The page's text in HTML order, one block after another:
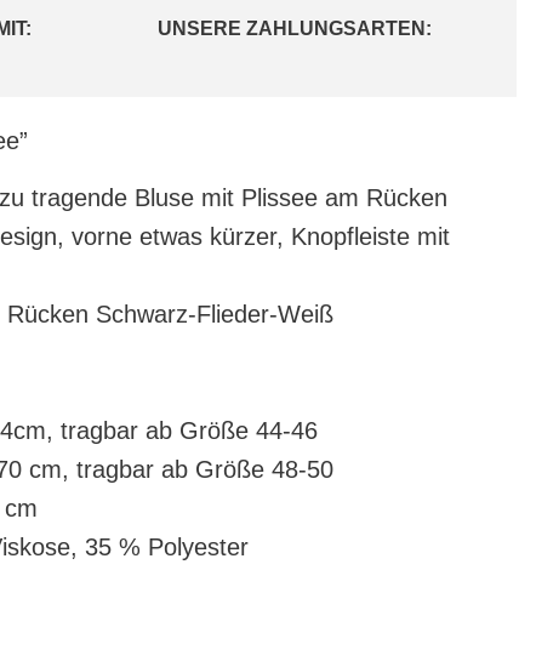
UNSERE ZAHLUNGSARTEN:
tragende Bluse mit Plissee am Rücken
vorne etwas kürzer, Knopfleiste mit
Schwarz-Flieder-Weiß
tragbar ab Größe 44-46
cm, tragbar ab Größe 48-50
35 % Polyester